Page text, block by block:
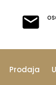
Prodaja